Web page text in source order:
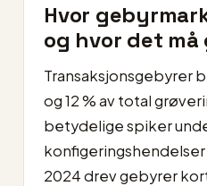
Hvor
og hvor det må
Transaksjonsgebyrer
og 12 % av total
betydelige spiker
konfigeringshendelser
2024 drev gebyrer